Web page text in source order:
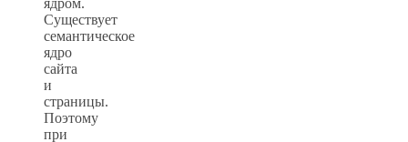
Существует
семантическое
ядро
сайта
и
страницы.
Поэтому
при